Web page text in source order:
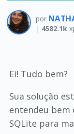
por
| 4582.1k
Ei! Tudo bem?
Sua solução
entendeu bem
SQLite para